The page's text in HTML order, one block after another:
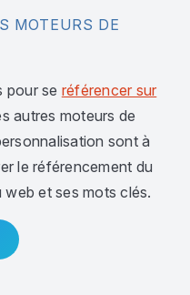
MOTEURS DE
pour se référencer sur
autres moteurs de
sont à
le référencement du
et ses mots clés.